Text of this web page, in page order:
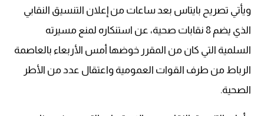
ويأتي تصريح بايتاس بعد ساعات من إعلان التنسيق النقابي
الذي يضم 8 نقابات صحية، عن استنكاره لمنع مسيرته
السلمية التي كان من المقرر خوضها أمس الأربعاء بالعاصمة
الرباط من طرف القوات العمومية واعتقال عدد من الأطر
الصحية.